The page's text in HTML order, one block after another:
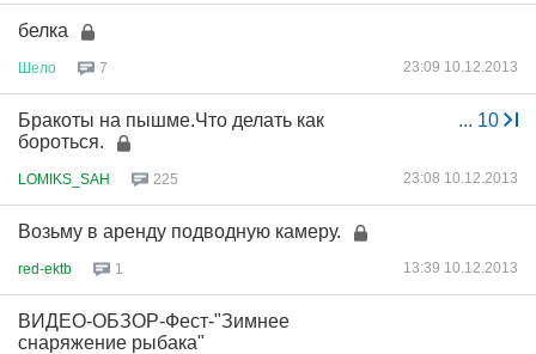
белка
Шело 7 23:09 10.12.2013
... 10
Бракоты на пышме.Что делать как
бороться.
LOMIKS_SAH 225 23:08 10.12.2013
Возьму в аренду подводную камеру.
red-ektb 1 13:39 10.12.2013
ВИДЕО-ОБЗОР-Фест-"Зимнее
снаряжение рыбака"